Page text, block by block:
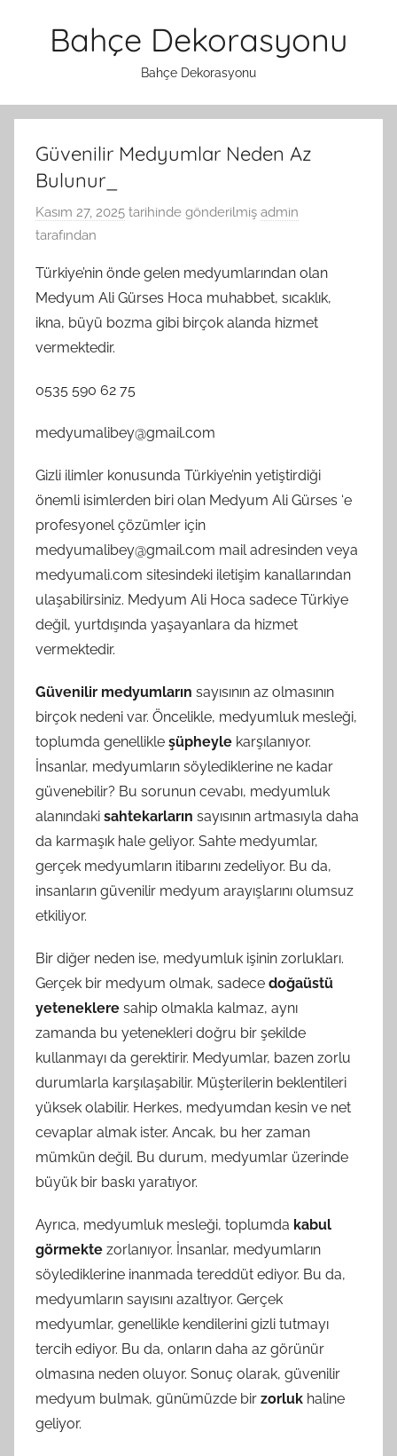
Bahçe Dekorasyonu
Bahçe Dekorasyonu
Güvenilir Medyumlar Neden Az
Bulunur_
Kasım 27, 2025 tarihinde gönderilmiş admin
tarafından
Türkiye’nin önde gelen medyumlarından olan
Medyum Ali Gürses Hoca muhabbet, sıcaklık,
ikna, büyü bozma gibi birçok alanda hizmet
vermektedir.
0535 590 62 75
medyumalibey@gmail.com
Gizli ilimler konusunda Türkiye’nin yetiştirdiği
önemli isimlerden biri olan Medyum Ali Gürses ‘e
profesyonel çözümler için
medyumalibey@gmail.com mail adresinden veya
medyumali.com sitesindeki iletişim kanallarından
ulaşabilirsiniz. Medyum Ali Hoca sadece Türkiye
değil, yurtdışında yaşayanlara da hizmet
vermektedir.
Güvenilir medyumların sayısının az olmasının
birçok nedeni var. Öncelikle, medyumluk mesleği,
toplumda genellikle şüpheyle karşılanıyor.
İnsanlar, medyumların söylediklerine ne kadar
güvenebilir? Bu sorunun cevabı, medyumluk
alanındaki sahtekarların sayısının artmasıyla daha
da karmaşık hale geliyor. Sahte medyumlar,
gerçek medyumların itibarını zedeliyor. Bu da,
insanların güvenilir medyum arayışlarını olumsuz
etkiliyor.
Bir diğer neden ise, medyumluk işinin zorlukları.
Gerçek bir medyum olmak, sadece doğaüstü
yeteneklere sahip olmakla kalmaz, aynı
zamanda bu yetenekleri doğru bir şekilde
kullanmayı da gerektirir. Medyumlar, bazen zorlu
durumlarla karşılaşabilir. Müşterilerin beklentileri
yüksek olabilir. Herkes, medyumdan kesin ve net
cevaplar almak ister. Ancak, bu her zaman
mümkün değil. Bu durum, medyumlar üzerinde
büyük bir baskı yaratıyor.
Ayrıca, medyumluk mesleği, toplumda kabul
görmekte zorlanıyor. İnsanlar, medyumların
söylediklerine inanmada tereddüt ediyor. Bu da,
medyumların sayısını azaltıyor. Gerçek
medyumlar, genellikle kendilerini gizli tutmayı
tercih ediyor. Bu da, onların daha az görünür
olmasına neden oluyor. Sonuç olarak, güvenilir
medyum bulmak, günümüzde bir zorluk haline
geliyor.